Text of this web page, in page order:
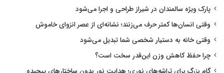
پارک ویژه سالمندان در شیراز طراحی و اجرا می‌شود
وقتی انسان‌ها کمتر حرف می‌زنند؛ نشانه‌ای از عصر انزوای خاموش
وقتی خانه به دستیار شخصی شما تبدیل می‌شود
چرا حفظ کاهش وزن این‌قدر سخت است؟